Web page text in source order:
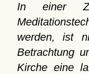
In einer
werden, ist
Betrachtung
Kirche eine